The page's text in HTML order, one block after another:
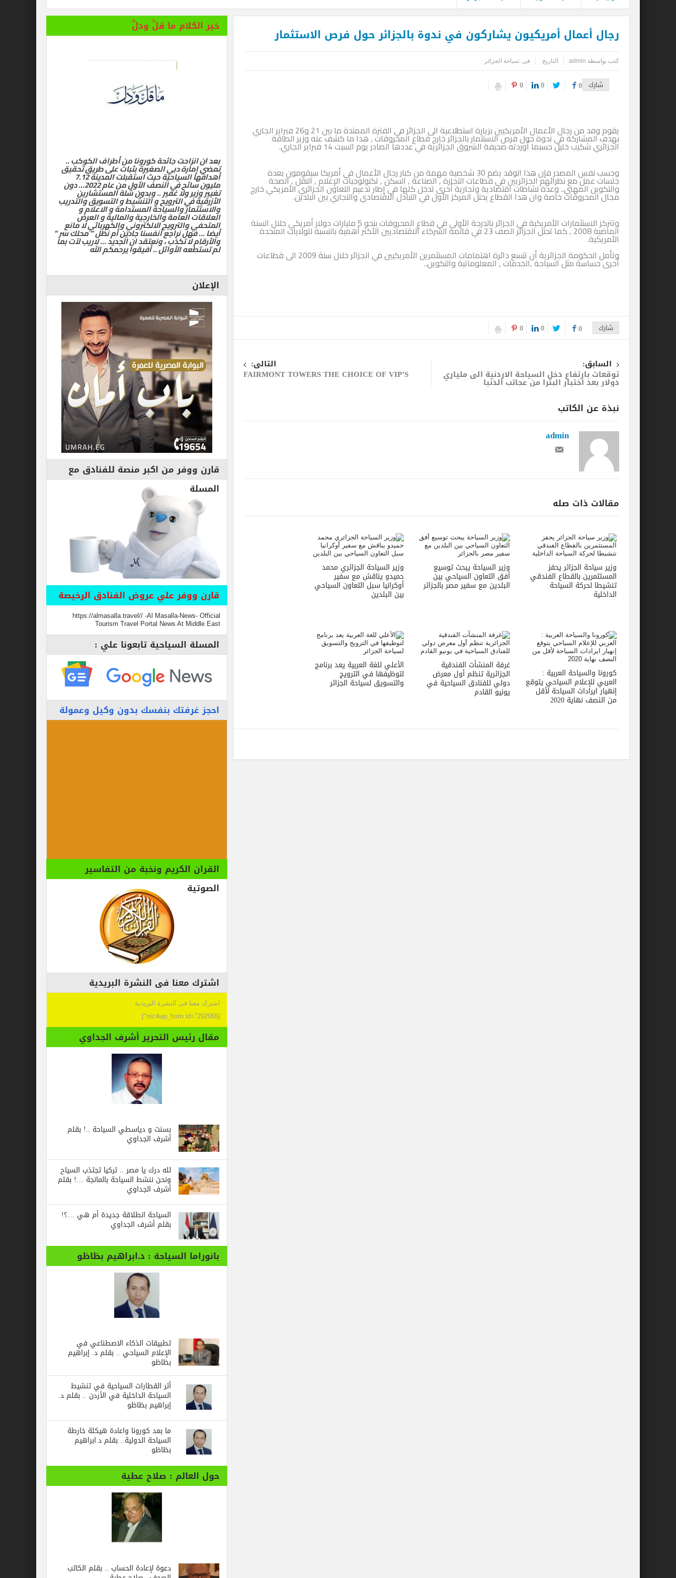
رجال أعمال أمريكيون يشاركون في ندوة بالجزائر حول فرص الاستثمار
كتب بواسطة admin التاريخ: فى :سياحة الجزائر
شارك 0
0
0
يقوم وفد من رجال الأعمال الأمريكيين بزيارة استطلاعية الى الجزائر في الفترة الممتدة ما بين 21 و26 فبراير الجاري
بهدف المشاركة في ندوة حول فرص الاستثمار بالجزائر خارج قطاع المحروقات , هدا ما كشف عنه وزير الطاقة
الجزائري شكيب خليل حسبما أوردته صحيفة الشروق الجزائرية في عددها الصادر يوم السبت 14 فبراير الجاري.
وحسب نفس المصدر فإن هذا الوفد يضم 30 شخصية مهمة من كبار رجال الأعمال في أمريكا سيقومون بعدة
جلسات عمل مع نظرائهم الجزائريين في قطاعات التجارة , الصناعة , السكن , تكنولوجيات الإعلام , النقل , الصحة
والتكوين المهني.. وعدة نشاطات اقتصادية وتجارية أخرى تدخل كلها في إطار تدعيم التعاون الجزائري الأمريكي خارج
مجال المحروقات خاصة وان هدا القطاع يحتل المركز الأول في التبادل الاقتصادي والتجاري بين البلدين.
وتتركز الاستثمارات الأمريكية في الجزائر بالدرجة الأولى في قطاع المحروقات بنحو 5 مليارات دولار أمريكي خلال السنة
الماضية 2008 , كما تحتل الجزائر الصف 23 في قائمة الشركاء الاقتصاديين الأكثر أهمية بالنسبة للولايات المتحدة
الأمريكية.
وتأمل الحكومة الجزائرية أن تتسع دائرة اهتمامات المستثمرين الأمريكيين في الجزائر خلال سنة 2009 الى قطاعات
أخرى حساسة مثل السياحة ,الخدمات , المعلوماتية والتكوين..
شارك 0
0
0
السابق:
توقعات بارتفاع دخل السياحة الاردنية الى ملياري
دولار بعد اختيار البترا من عجائب الدنيا
التالى:
FAIRMONT TOWERS THE CHOICE OF VIP’S
نبذة عن الكاتب
admin
مقالات ذات صله
وزير سياحة الجزائر يحفز
المستثمرين بالقطاع الفندقي
تنشيطا لحركة السياحة
الداخلية
وزير السياحة يبحث توسيع
أفق التعاون السياحي بين
البلدين مع سفير مصر بالجزائر
وزير السياحة الجزائري محمد
حميدو يناقش مع سفير
أوكرانيا سبل التعاون السياحي
بين البلدين
كورونا والسياحة العربية :
العربي للإعلام السياحي يتوقع
إنهيار ايرادات السياحة لأقل
من النصف نهاية 2020
غرفة المنشأت الفندقية
الجزائرية تنظم أول معرض
دولي للفنادق السياحية في
يونيو القادم
الأعلي للغة العربية يعد برنامج
لتوظيفها في الترويج
والتسويق لسياحة الجزائر
خير الكلام ما قلَّ ودلَّ
بعد ان انزاحت جائحة كورونا من أطراف الكوكب ..
تمضي إمارة دبي الصغيرة بثبات على طريق تحقيق
أهدافها السياحية حيث استقبلت المدينة 7.12
مليون سائح في النصف الأول من عام 2022… دون
تغيير وزير ولا غفير .. وبدون شلة المستشارين
الأزرقية في الترويج و التنشيط و التسويق والتدريب
والاستثمار والسياحة المستدامة و الاعلام و
العلاقات العامة والخارجية والمالية و العرض
المتحفي والترويج الالكتروني والكهربائي لا مانع
أيضا … فهل نراجع أنفسنا جادين أم نظل ” محلك سر ”
والأرقام لا تكذب ، ونعتقد ان الجديد … لاريب لآت بما
لم تستطعه الأوائل .. أفيقوا يرحمكم الله
الإعلان
قارن ووفر من اكبر منصة للفنادق مع
المسلة
قارن ووفر علي عروض الفنادق الرخيصة
https://almasalla.travel// -Al Masalla-News- Official
Tourism Travel Portal News At Middle East
المسلة السياحية تابعونا علي :
احجز غرفتك بنفسك بدون وكيل وعمولة
القران الكريم ونخبة من التفاسير
الصوتية
اشترك معنا فى النشرة البريدية
اشترك معنا فى النشرة البريدية
[mc4wp_form id="292065"]
مقال رئيس التحرير أشرف الجداوي
بسنت و دياسطي السياحة ..! بقلم
أشرف الجداوي
لله درك يا مصر .. تركيا تجتذب السياح
ونحن ننشط السياحة بالمانجة …! بقلم
أشرف الجداوي
السياحة انطلاقة جديدة أم هي …؟!
بقلم أشرف الجداوي
بانوراما السياحة : د.ابراهيم بظاظو
تطبيقات الذكاء الاصطناعي في
الإعلام السياحي .. بقلم د. إبراهيم
بظاظو
أثر القطارات السياحية في تنشيط
السياحة الداخلية في الأردن .. بقلم د.
إبراهيم بظاظو
ما بعد كورونا واعادة هيكلة خارطة
السياحة الدولية…بقلم د.ابراهيم
بظاظو
حول العالم : صلاح عطية
دعوة لإعادة الحساب .. بقلم الكاتب